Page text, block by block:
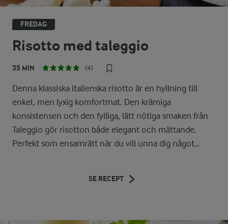
FREDAG
Risotto med taleggio
35 MIN (4)
Denna klassiska italienska risotto är en hyllning till
enkel, men lyxig komfortmat. Den krämiga
konsistensen och den fylliga, lätt nötiga smaken från
Taleggio gör risotton både elegant och mättande.
Perfekt som ensamrätt när du vill unna dig något
att variera med färska örter, svamp eller säsongens
SE RECEPT